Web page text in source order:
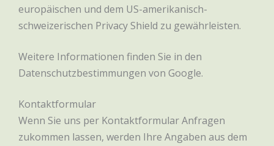
europäischen und dem US-amerikanisch-
schweizerischen Privacy Shield zu gewährleisten.
Weitere Informationen finden Sie in den
Datenschutzbestimmungen von Google.
Kontaktformular
Wenn Sie uns per Kontaktformular Anfragen
zukommen lassen, werden Ihre Angaben aus dem